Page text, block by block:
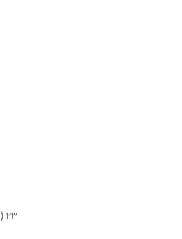
23 Inches (23-inch wide viewable image size)